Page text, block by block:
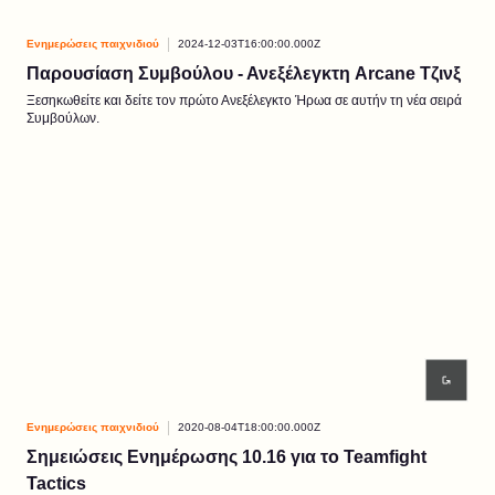
Ενημερώσεις παιχνιδιού 2024-12-03T16:00:00.000Z
Παρουσίαση Συμβούλου - Ανεξέλεγκτη Arcane Τζινξ
Ξεσηκωθείτε και δείτε τον πρώτο Ανεξέλεγκτο Ήρωα σε αυτήν τη νέα σειρά
Συμβούλων.
Ενημερώσεις παιχνιδιού 2020-08-04T18:00:00.000Z
Σημειώσεις Ενημέρωσης 10.16 για το Teamfight
Tactics